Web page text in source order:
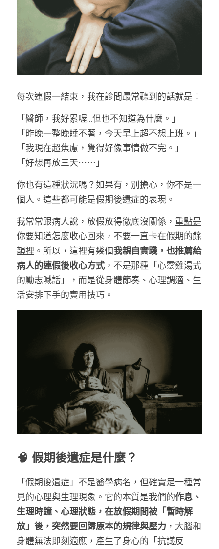
每次連假一結束，我在診間最常聽到的話就是：
「醫師，我好累喔…但也不知道為什麼。」
「昨晚一整晚睡不著，今天早上超不想上班。」
「我現在超焦慮，覺得好像事情做不完。」
「好想再放三天⋯⋯」
你也有這種狀況嗎？如果有，別擔心，你不是一
個人。這些都可能是假期後遺症的表現。
我常常跟病人說，放假放得徹底沒關係， 重點是
你要知道怎麼收心回來，不要一直卡在假期的餘
韻裡 。所以，這裡有幾個我親自實踐，也推薦給
病人的連假後收心方式 ，不是那種「心靈雞湯式
的勵志喊話」，而是從身體節奏、心理調適、生
活安排下手的實用技巧。
🧠 假期後遺症是什麼？
「假期後遺症」不是醫學病名，但確實是一種常
見的心理與生理現象。它的本質是我們的作息、
生理時鐘、心理狀態，在放假期間被「暫時解
放」後，突然要回歸原本的規律與壓力 ，大腦和
身體無法即刻適應，產生了身心的「抗議反